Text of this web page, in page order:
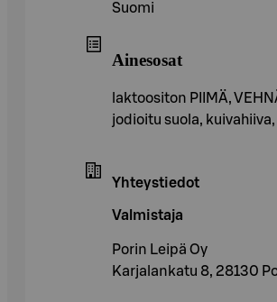
Suomi
Ainesosat
laktoositon PIIMÄ,
jodioitu suola,
Yhteystiedot
Valmistaja
Porin Leipä Oy
Karjalankatu 8, 28130